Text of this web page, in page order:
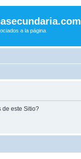
a la página.
de este Sitio?